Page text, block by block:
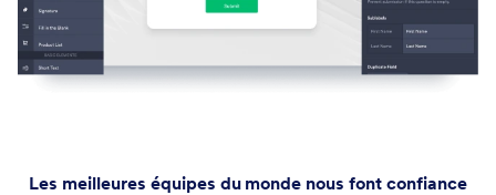
Les meilleures équipes du monde nous font confiance